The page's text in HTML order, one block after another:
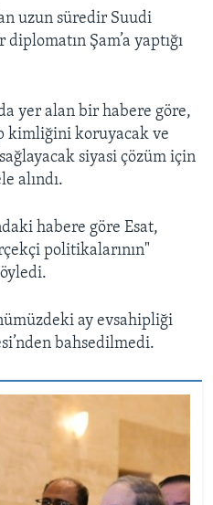
uzun süredir Suudi
Şam’a yaptığı
yer alan bir habere göre,
kimliğini koruyacak ve
siyasi çözüm için
alındı.
habere göre Esat,
politikalarının"
ay evsahipliği
bahsedilmedi.